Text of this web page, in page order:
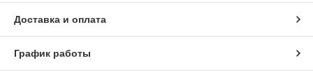
Доставка и оплата
График работы